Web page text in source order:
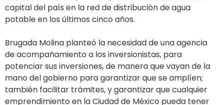
capital del país en la red de distribución de agua
potable en los últimos cinco años.
Brugada Molina planteó la necesidad de una agencia
de acompañamiento a los inversionistas, para
potenciar sus inversiones, de manera que vayan de la
mano del gobierno para garantizar que se amplíen;
también facilitar trámites, y garantizar que cualquier
emprendimiento en la Ciudad de México pueda tener